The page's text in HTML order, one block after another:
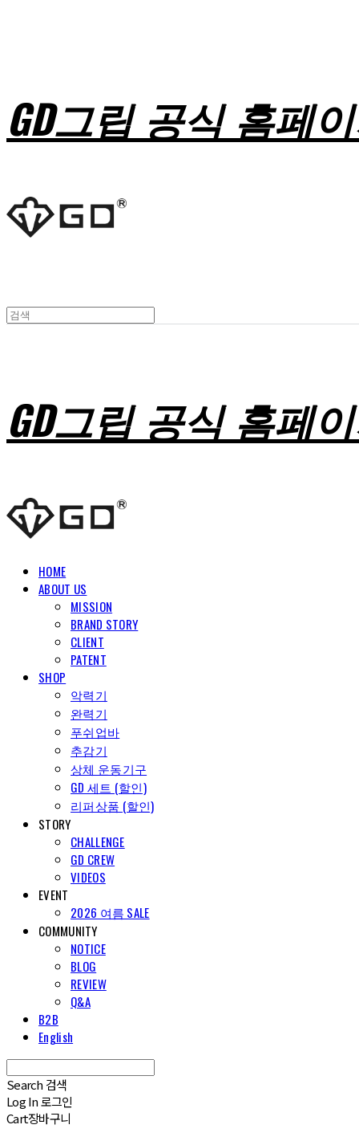
GD그립 공식 홈페
GD그립 공식 홈페
HOME
ABOUT US
MISSION
BRAND STORY
CLIENT
PATENT
SHOP
악력기
완력기
푸쉬업바
추감기
상체 운동기구
GD 세트 (할인)
리퍼상품 (할인)
STORY
CHALLENGE
GD CREW
VIDEOS
EVENT
2026 여름 SALE
COMMUNITY
NOTICE
BLOG
REVIEW
Q&A
B2B
English
Search 검색
Log In로그인
Cart장바구니